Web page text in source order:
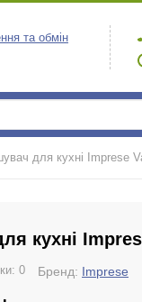
та обмін
для кухні Imprese
кухні
0 Бренд: Imprese